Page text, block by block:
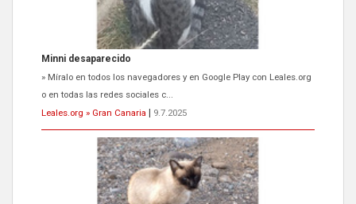
Minni desaparecido
» Míralo en todos los navegadores y en Google Play con Leales.org
o en todas las redes sociales c...
Leales.org » Gran Canaria | 9.7.2025